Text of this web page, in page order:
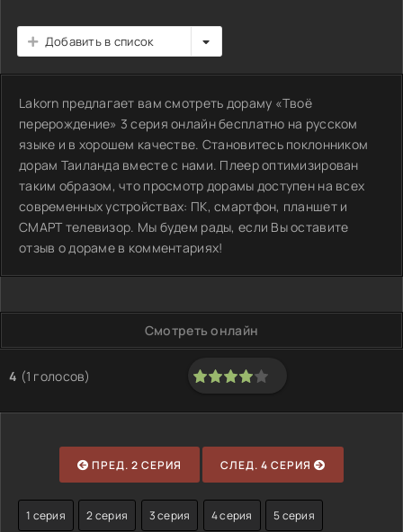
Добавить в список
Lakorn предлагает вам смотреть дораму «Твоё
перерождение» 3 серия онлайн бесплатно на русском
языке и в хорошем качестве. Становитесь поклонником
дорам Таиланда вместе с нами. Плеер оптимизирован
таким образом, что просмотр дорамы доступен на всех
современных устройствах: ПК, смартфон, планшет и
СМАРТ телевизор. Мы будем рады, если Вы оставите
отзыв о дораме в комментариях!
Смотреть онлайн
4 (1 голосов)
80
ПРЕД. 2 СЕРИЯ СЛЕД. 4 СЕРИЯ
1 серия 2 серия 3 серия 4 серия 5 серия